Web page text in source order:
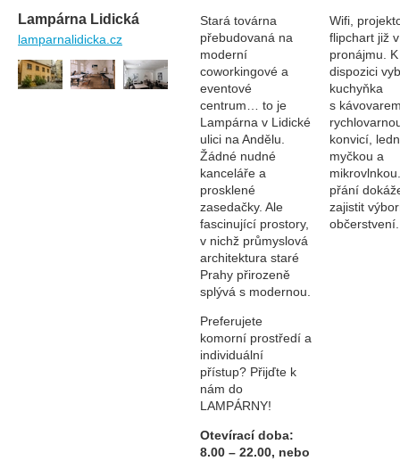
Lampárna Lidická
lamparnalidicka.cz
Stará továrna
přebudovaná na
moderní
coworkingové a
eventové
centrum… to je
Lampárna v Lidické
ulici na Andělu.
Žádné nudné
kanceláře a
prosklené
zasedačky. Ale
fascinující prostory,
v nichž průmyslová
architektura staré
Prahy přirozeně
splývá s modernou.
Preferujete
komorní prostředí a
individuální
přístup? Přijďte k
nám do
LAMPÁRNY!
Otevírací doba:
8.00 – 22.00, nebo
Wifi,
flipchart již
pronájmu. K
dispozici
kuchyňka
s
konvicí,
myčkou a
přání
zajistit
občerstvení.